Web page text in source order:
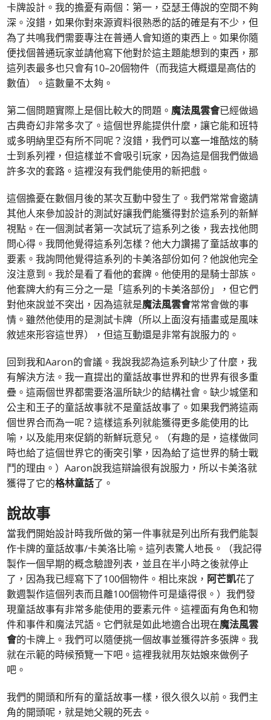
卡牌設計。我的擔憂有兩個：第一，亞瑟王傳說的空間不夠
深。沒錯，如果你對來源資料很熟悉的話的確是有不少，但
為了共鳴我們需要專注在普通人會知道的東西上。如果你隨
便找個普通玩家並請他寫下他對於這主題能想到的東西，那
這列表最多也只會有10–20個物件（而我這大概還是高估的
數值）。這數量不太夠。
第二個問題實際上是個比較大的問題。 魔法風雲會已經做過
古典奇幻非常多次了。這個世界能提供什麼，讓它能和班特
或多明納里亞有所不同呢？沒錯，我們可以塞一堆酷炫的騎
士到系列裡，但這樣並不會吸引玩家，因為這是個我們做過
許多次的套路。這裡沒有我們能使用的新把戲。
這個擔憂在數個月後的某次互動中發生了。我們常常會邀請
其他人來參加設計的測試好讓我們能獲得對於這系列的新鮮
視點。在一個測試者第一次試玩了這系列之後，我去找他問
問心得。我問他覺得這系列怎樣？他大力讚揚了童話故事的
要素。我詢問他覺得這系列的卡美洛部份如何？他說他完全
沒注意到。我於是看了看他的套牌。他使用的是騎士部族。
他套牌大約有三分之一是「這系列的卡美洛部份」，但它們
對他來說並不突出，因為這就是魔法風雲會常常會做的事
情。雖然他使用的是測試卡牌（所以上面沒有插畫或是風味
敘述來形容這世界），但這互動還是非常有說服力的。
回到我和Aaron的會議。我說我認為這系列缺少了什麼，我
有解決方法。我一直提出的童話故事世界和的世界有很多重
疊。這兩個世界都需要洛溫所缺少的結構社會。缺少城堡和
公主和王子的童話故事就不是童話故事了。如果我們將這兩
個世界合而為一呢？這樣這系列就能獲得更多能使用的比
喻，以及能用來促銷的新鮮玩意兒。（有趣的是，這樣做同
時也給了這個世界它的衝突引擎，因為給了這世界的騎士戰
鬥的理由。）Aaron說我這辯論很有說服力，所以卡美洛就
獲得了它的格林童話了。
說故事
當我們開始設計時我所做的第一件事就是列出所有我們能製
作卡牌的童話故事/卡美洛比喻。這列表驚人地長。（我記得
製作一個早期的概念驗證列表，並且在半小時之後就停止
了，因為我已經寫下了100個物件。相比來說， 阿芒凱花了
數週製作這個列表而且離100個物件可是遠得很。）我們發
現童話故事有非常多能使用的要素元件。這裡面有角色和物
件和事件和魔法咒語。它們就是如此地適合出現在魔法風雲
會的卡牌上。我們可以隨便挑一個故事並獲得許多張牌。我
就在示範的時候預覽一下吧。這裡我就用灰姑娘來做例子
吧。
我們的開頭和所有的童話故事一樣，很久很久以前。我們主
角的開頭呢，就是她父親的死去。